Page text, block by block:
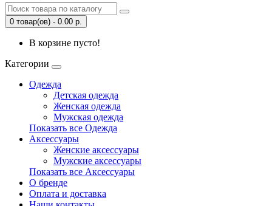
0 товар(ов) - 0.00 р.
В корзине пусто!
Категории
Одежда
Детская одежда
Женская одежда
Мужская одежда
Показать все Одежда
Аксессуары
Женские аксессуары
Мужские аксессуары
Показать все Аксессуары
О бренде
Оплата и доставка